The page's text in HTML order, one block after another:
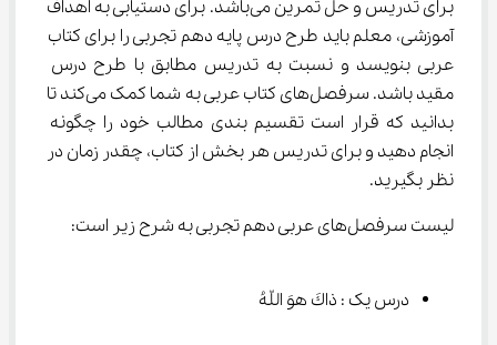
برای تدریس و حل تمرین می‌باشد. برای دستیابی به اهداف
آموزشی، معلم باید طرح درس پایه دهم تجربی را برای کتاب
عربی بنویسد و نسبت به تدریس مطابق با طرح درس
مقید باشد. سرفصل‌های کتاب عربی به شما کمک می‌کند تا
بدانید که قرار است تقسیم بندی مطالب خود را چگونه
انجام دهید و برای تدریس هر بخش از کتاب، چقدر زمان در
نظر بگیرید.
لیست سرفصل‌های عربی دهم تجربی به شرح زیر است:
درس یک : ذاكَ هوَ اللّهُ